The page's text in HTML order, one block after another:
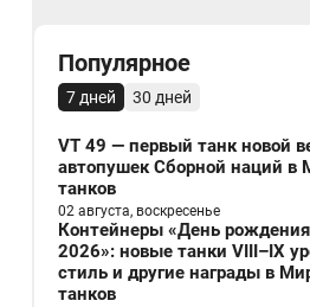
Популярное
7 дней 30 дней
VT 49 — первый танк новой
автопушек Сборной наций в
танков
02 августа, воскресенье
Контейнеры «День рождения
2026»: новые танки VIII–IX
стиль и другие награды в
танков